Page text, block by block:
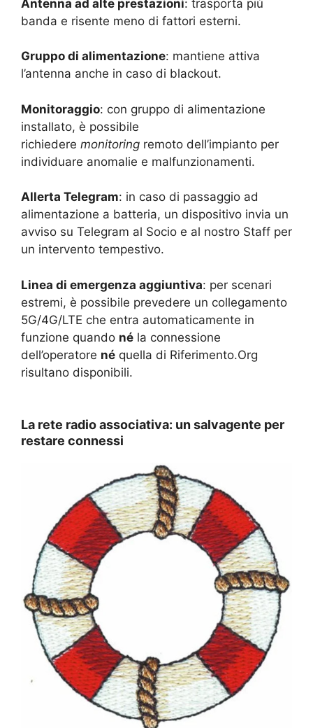
Antenna ad alte prestazioni: trasporta più
banda e risente meno di fattori esterni.
Gruppo di alimentazione: mantiene attiva
l’antenna anche in caso di blackout.
Monitoraggio: con gruppo di alimentazione
installato, è possibile
richiedere monitoring remoto dell’impianto per
individuare anomalie e malfunzionamenti.
Allerta Telegram: in caso di passaggio ad
alimentazione a batteria, un dispositivo invia un
avviso su Telegram al Socio e al nostro Staff per
un intervento tempestivo.
Linea di emergenza aggiuntiva: per scenari
estremi, è possibile prevedere un collegamento
5G/4G/LTE che entra automaticamente in
funzione quando né la connessione
dell’operatore né quella di Riferimento.Org
risultano disponibili.
La rete radio associativa: un salvagente per
restare connessi